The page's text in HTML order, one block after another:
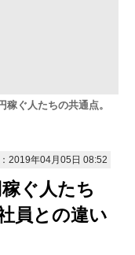
稼ぐ人たちの共通点。
2019年04月05日 08:52
ぐ人たち
員との違い